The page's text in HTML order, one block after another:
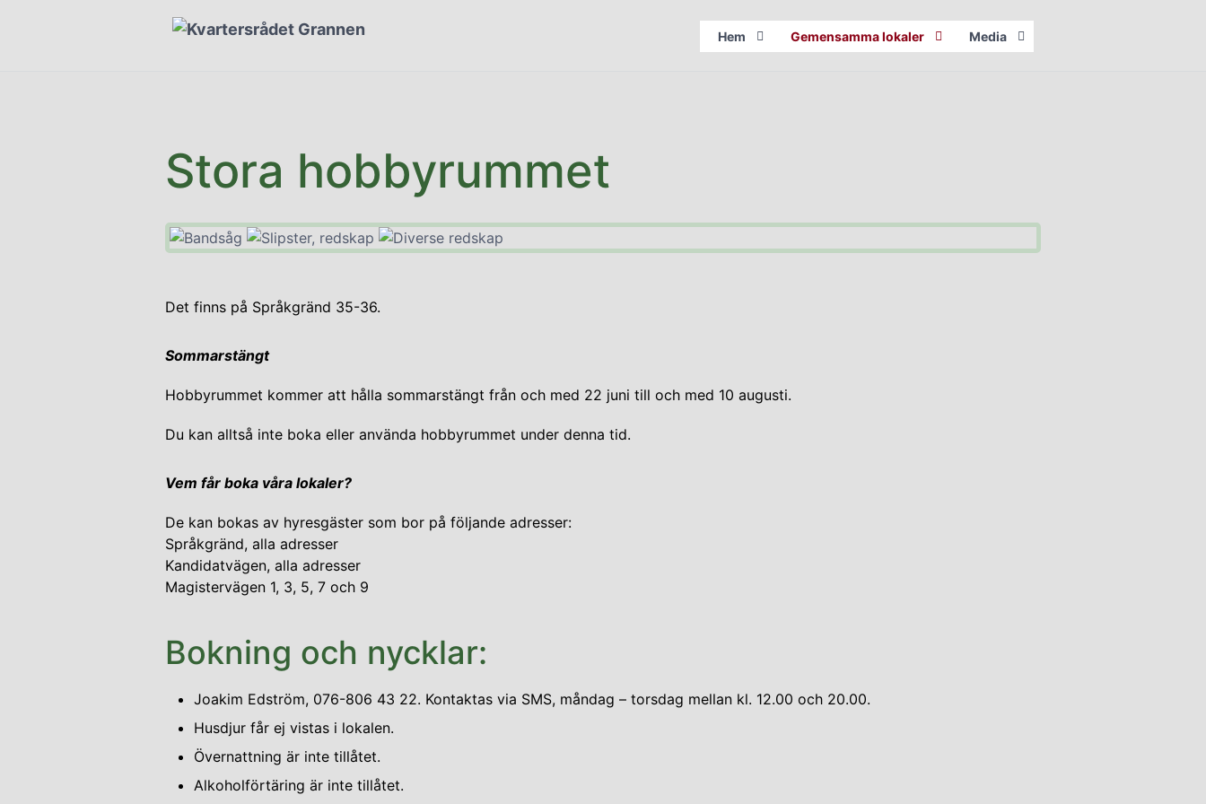
Hem Gemensamma lokaler Media
Stora hobbyrummet
Det finns på Språkgränd 35-36.
Sommarstängt
Hobbyrummet kommer att hålla sommarstängt från och med 22 juni till och med 10 augusti.
Du kan alltså inte boka eller använda hobbyrummet under denna tid.
Vem får boka våra lokaler?
De kan bokas av hyresgäster som bor på följande adresser:
Språkgränd, alla adresser
Kandidatvägen, alla adresser
Magistervägen 1, 3, 5, 7 och 9
Bokning och nycklar:
Joakim Edström, 076-806 43 22. Kontaktas via SMS, måndag – torsdag mellan kl. 12.00 och 20.00.
Husdjur får ej vistas i lokalen.
Övernattning är inte tillåtet.
Alkoholförtäring är inte tillåtet.